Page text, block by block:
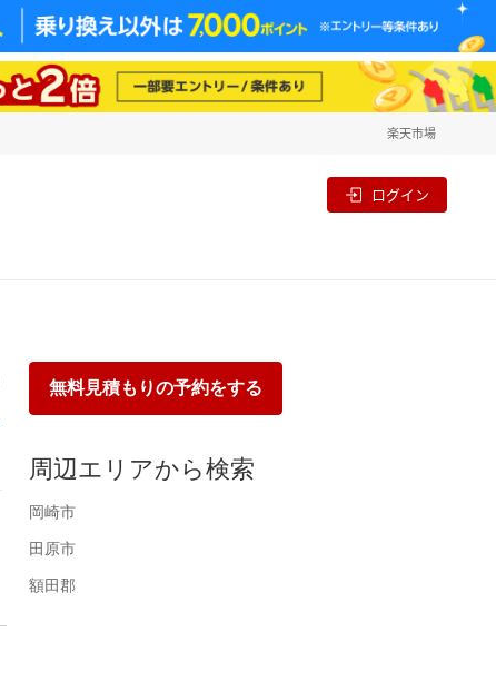
楽天市場
ログイン
無料見積もりの予約をする
周辺エリアから検索
岡崎市
田原市
額田郡